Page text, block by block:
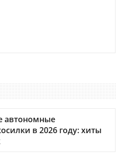
автономные
в 2026 году: хиты